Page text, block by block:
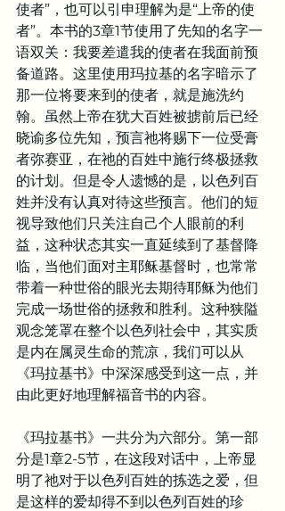
使者”，也可以引申理解为是“上帝的使
者”。本书的3章1节使用了先知的名字一
语双关：我要差遣我的使者在我面前预
备道路。这里使用玛拉基的名字暗示了
那一位将要来到的使者，就是施洗约
翰。虽然上帝在犹大百姓被掳前后已经
晓谕多位先知，预言祂将赐下一位受膏
者弥赛亚，在祂的百姓中施行终极拯救
的计划。但是令人遗憾的是，以色列百
姓并没有认真对待这些预言。他们的短
视导致他们只关注自己个人眼前的利
益，这种状态其实一直延续到了基督降
临，当他们面对主耶稣基督时，也常常
带着一种世俗的眼光去期待耶稣为他们
完成一场世俗的拯救和胜利。这种狭隘
观念笼罩在整个以色列社会中，其实质
是内在属灵生命的荒凉，我们可以从
《玛拉基书》中深深感受到这一点，并
由此更好地理解福音书的内容。
《玛拉基书》一共分为六部分。第一部
分是1章2-5节，在这段对话中，上帝显
明了祂对于以色列百姓的拣选之爱，但
是这样的爱却得不到以色列百姓的珍